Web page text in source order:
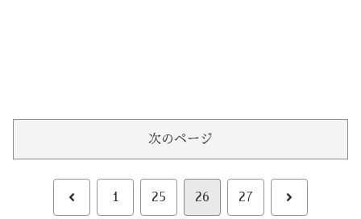
次のページ
前 1 25 26 27 次